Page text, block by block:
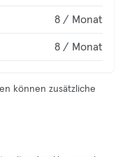
8 / Monat
8 / Monat
können zusätzliche